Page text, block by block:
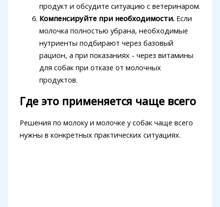
продукт и обсудите ситуацию с ветеринаром.
Компенсируйте при необходимости.Если
молочка полностью убрана, необходимые
нутриенты подбирают через базовый
рацион, а при показаниях - через витамины
для собак при отказе от молочных
продуктов.
Где это применяется чаще всего
Решения по молоку и молочке у собак чаще всего
нужны в конкретных практических ситуациях.